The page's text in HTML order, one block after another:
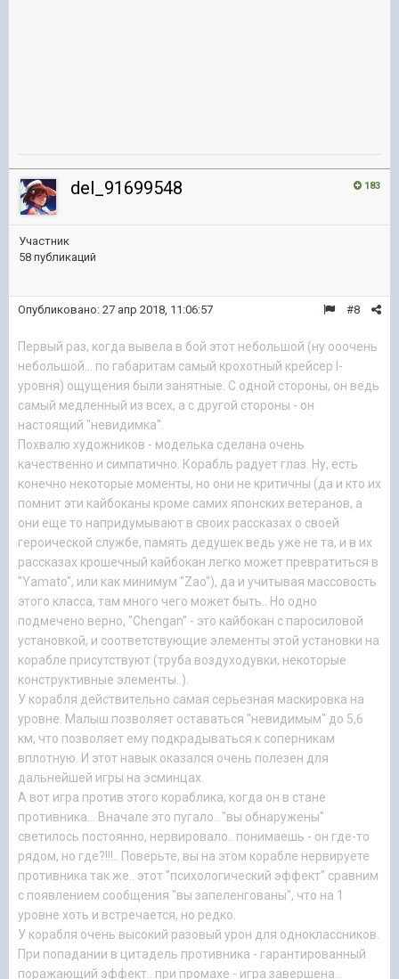
183
del_91699548
Участник
58 публикаций
#8
Опубликовано: 27 апр 2018, 11:06:57
Первый раз, когда вывела в бой этот небольшой (ну оooчень
небольшой... по габаритам самый крохотный крейсер I-
уровня) ощущения были занятные. С одной стороны, он ведь
самый медленный из всех, а с другой стороны - он
настоящий "невидимка".
Похвалю художников - моделька сделана очень
качественно и симпатично. Корабль радует глаз. Ну, есть
конечно некоторые моменты, но они не критичны (да и кто их
помнит эти кайбоканы кроме самих японских ветеранов, а
они еще то напридумывают в своих рассказах о своей
героической службе, память дедушек ведь уже не та, и в их
рассказах крошечный кайбокан легко может превратиться в
"Yamato", или как минимум "Zao"), да и учитывая массовость
этого класса, там много чего может быть.. Но одно
подмечено верно, "Chengan" - это кайбокан с паросиловой
установкой, и соответствующие элементы этой установки на
корабле присутствуют (труба воздуходувки, некоторые
конструктивные элементы..).
У корабля действительно самая серьезная маскировка на
уровне. Малыш позволяет оставаться "невидимым" до 5,6
км, что позволяет ему подкрадываться к соперникам
вплотную. И этот навык оказался очень полезен для
дальнейшей игры на эсминцах.
А вот игра против этого кораблика, когда он в стане
противника... Вначале это пугало.. "вы обнаружены"
светилось постоянно, нервировало.. понимаешь - он где-то
рядом, но где?!!!.. Поверьте, вы на этом корабле нервируете
противника так же.. этот "психологический эффект" сравним
с появлением сообщения "вы запеленгованы", что на 1
уровне хоть и встречается, но редко.
У корабля очень высокий разовый урон для одноклассников.
При попадании в цитадель противника - гарантированный
поражающий эффект.. при промахе - игра завершена..